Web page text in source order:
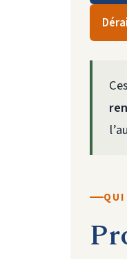
QUI